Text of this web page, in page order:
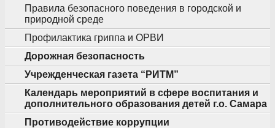
Правила безопасного поведения в городской и
природной среде
Профилактика гриппа и ОРВИ
Дорожная безопасность
Учрежденческая газета “РИТМ”
Календарь мероприятий в сфере воспитания и
дополнительного образования детей г.о. Самара
Противодействие коррупции